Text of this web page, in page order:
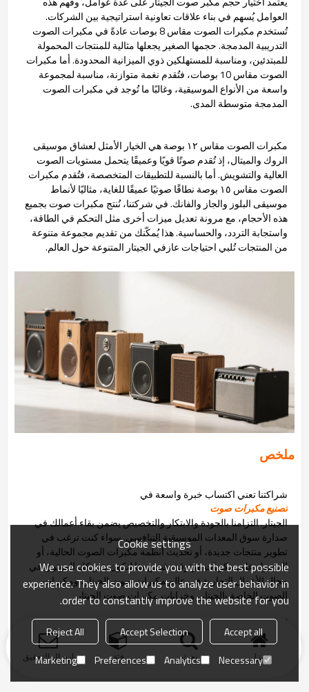
العوامل يُسهم في بناء علاقات تعاونية استراتيجية بين الشركات.
تُستخدم مكبرات الصوت مقاس 8 بوصات عادةً في مكبرات الصوت
التدريبية المدمجة. حجمها الصغير يجعلها مثالية للمنتجات المحمولة
للمبتدئين، ومناسبة للمستهلكين ذوي الميزانية المحدودة. أما مكبرات
الصوت مقاس 10 بوصات، فتُقدم نغمة متوازنة، مناسبة لمجموعة
واسعة من الأنواع الموسيقية، وغالبًا ما تُوجد في مكبرات الصوت
المدمجة متوسطة المدى.
مكبرات الصوت مقاس ١٢ بوصة هي الخيار الأمثل لعشاق موسيقى
الروك والميتال، إذ تُقدم صوتًا قويًا وعميقًا يتحمل مستويات الصوت
العالية والتشويش. أما بالنسبة للتطبيقات المتخصصة، فتُقدم مكبرات
الصوت مقاس ١٥ بوصة نطاقًا صوتيًا عميقًا للغاية، مثاليًا لأنماط
موسيقى البلوز والجاز والفانك. في شركتنا، نُنتج مكبرات صوت بجميع
هذه الأحجام، مع مرونة تعديل ميزات أخرى مثل التحكم في الطاقة،
واستجابة التردد، والحساسية. هذا يُمكّنك من تقديم مجموعة متنوعة
من المنتجات تُلبي احتياجات عازفي الجيتار المتنوعة حول العالم.
ملخص
شراكتنا تعني اكتساب خبرة واسعة في
تصنيع مكبرات صوت
الجيتار. التزامنا بالجودة والابتكار والتخصيص يضمن بقاء أعمالك في
صدارة سوق المعدات الموسيقية التنافسي. سواء كنت ترغب في
تطوير منتجات جديدة، أو تحديث أنظمة مكبرات الصوت الحالية، أو
الحصول على مكونات موثوقة، فنحن هنا لنكون شريكك الموثوق في
مجال الأعمال التجارية في عالم مكبرات صوت الجيتار، ومكبرات
الصوت الخاصة بالجيتار، وخزانات مكبرات صوت الجيتار.
اتصل بـ Ausman Audio للحصول على الحل المخصص الشامل الخاص بك.
منزل بحث فئة ارسال التحقيق
Cookie settings
We use cookies to provide you with the best possible
experience. They also allow us to analyze user behavior in
order to constantly improve the website for you.
Accept all
Accept Selection
Reject All
Necessary
Analytics
Preferences
Marketing